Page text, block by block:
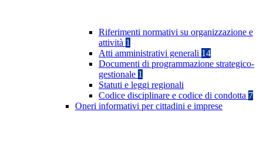
Riferimenti normativi su organizzazione e
attività 1
Atti amministrativi generali 14
Documenti di programmazione strategico-
gestionale 1
Statuti e leggi regionali
Codice disciplinare e codice di condotta 7
Oneri informativi per cittadini e imprese